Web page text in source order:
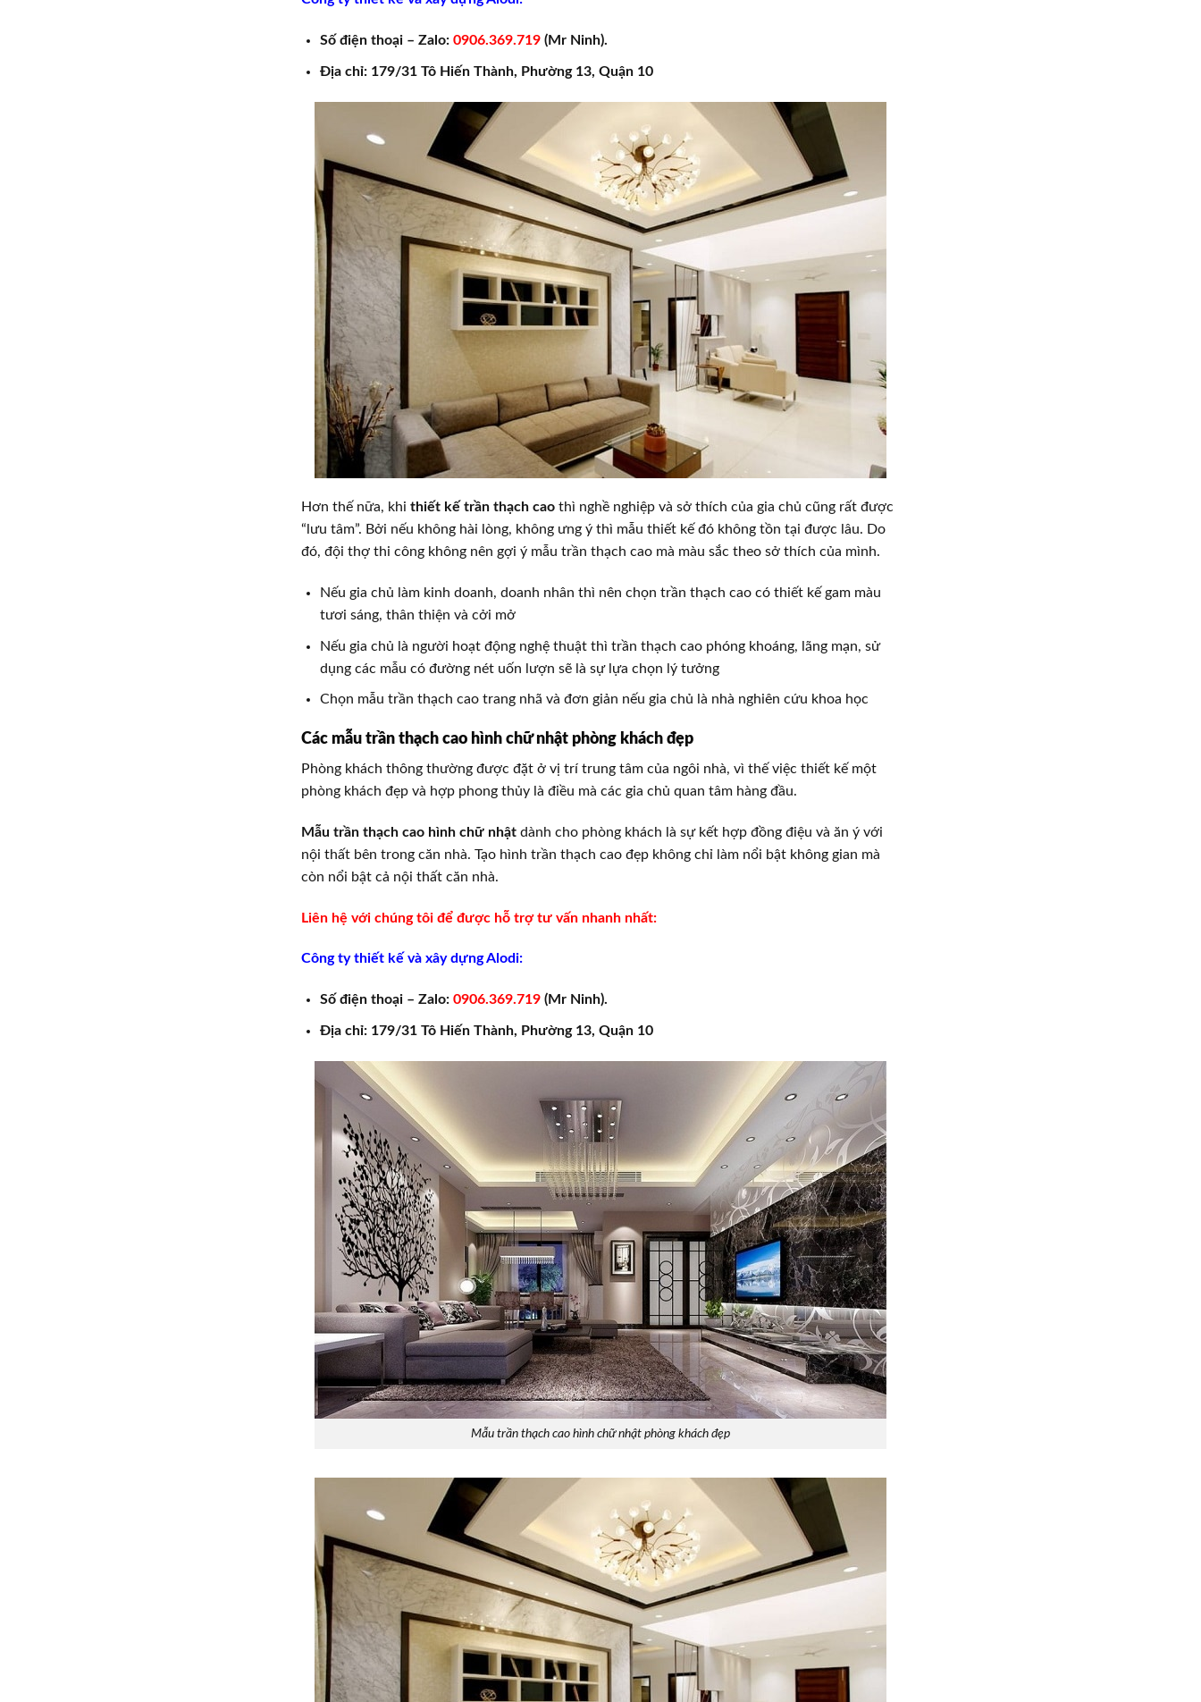
Số điện thoại – Zalo: 0906.369.719(Mr Ninh).
Địa chỉ: 179/31 Tô Hiến Thành, Phường 13, Quận 10
Hơn thế nữa, khi thiết kế trần thạch cao thì nghề nghiệp và sở thích của gia chủ cũng rất được
“lưu tâm”. Bởi nếu không hài lòng, không ưng ý thì mẫu thiết kế đó không tồn tại được lâu. Do
đó, đội thợ thi công không nên gợi ý mẫu trần thạch cao mà màu sắc theo sở thích của mình.
Nếu gia chủ làm kinh doanh, doanh nhân thì nên chọn trần thạch cao có thiết kế gam màu
tươi sáng, thân thiện và cởi mở
Nếu gia chủ là người hoạt động nghệ thuật thì trần thạch cao phóng khoáng, lãng mạn, sử
dụng các mẫu có đường nét uốn lượn sẽ là sự lựa chọn lý tưởng
Chọn mẫu trần thạch cao trang nhã và đơn giản nếu gia chủ là nhà nghiên cứu khoa học
Các mẫu trần thạch cao hình chữ nhật phòng khách đẹp
Phòng khách thông thường được đặt ở vị trí trung tâm của ngôi nhà, vì thế việc thiết kế một
phòng khách đẹp và hợp phong thủy là điều mà các gia chủ quan tâm hàng đầu.
Mẫu trần thạch cao hình chữ nhật dành cho phòng khách là sự kết hợp đồng điệu và ăn ý với
nội thất bên trong căn nhà. Tạo hình trần thạch cao đẹp không chỉ làm nổi bật không gian mà
còn nổi bật cả nội thất căn nhà.
Liên hệ với chúng tôi để được hỗ trợ tư vấn nhanh nhất:
Công ty thiết kế và xây dựng Alodi:
Số điện thoại – Zalo: 0906.369.719(Mr Ninh).
Địa chỉ: 179/31 Tô Hiến Thành, Phường 13, Quận 10
Mẫu trần thạch cao hình chữ nhật phòng khách đẹp